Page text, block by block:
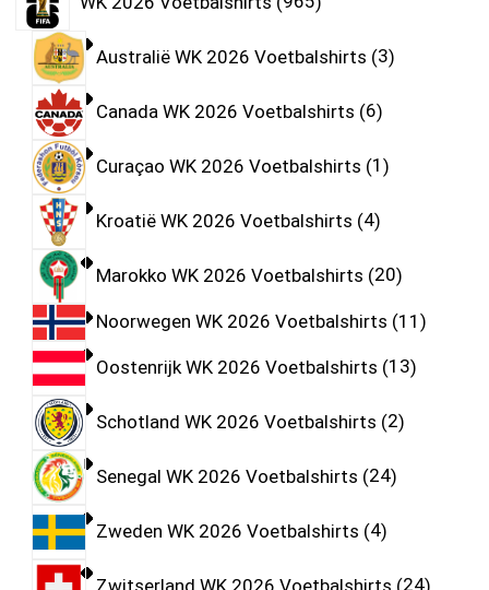
Australië WK 2026 Voetbalshirts 3
Canada WK 2026 Voetbalshirts 6
Curaçao WK 2026 Voetbalshirts 1
Kroatië WK 2026 Voetbalshirts 4
Marokko WK 2026 Voetbalshirts 20
Noorwegen WK 2026 Voetbalshirts 11
Oostenrijk WK 2026 Voetbalshirts 13
Schotland WK 2026 Voetbalshirts 2
Senegal WK 2026 Voetbalshirts 24
Zweden WK 2026 Voetbalshirts 4
Zwitserland WK 2026 Voetbalshirts 24